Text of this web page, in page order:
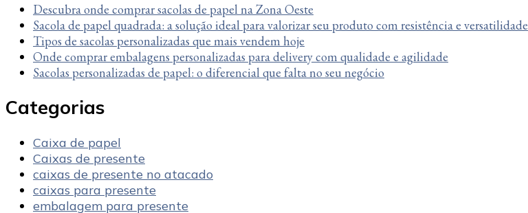
Descubra onde comprar sacolas de papel na Zona Oeste
Sacola de papel quadrada: a solução ideal para valorizar seu produto com resistência e versatilidade
Tipos de sacolas personalizadas que mais vendem hoje
Onde comprar embalagens personalizadas para delivery com qualidade e agilidade
Sacolas personalizadas de papel: o diferencial que falta no seu negócio
Categorias
Caixa de papel
Caixas de presente
caixas de presente no atacado
caixas para presente
embalagem para presente